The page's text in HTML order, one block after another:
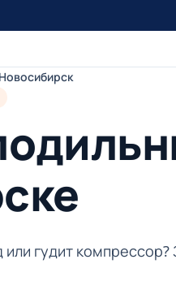
Новосибирск
гудит